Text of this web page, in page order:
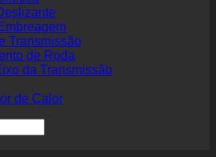
Transmissão
de Roda
da Transmissão
de Calor